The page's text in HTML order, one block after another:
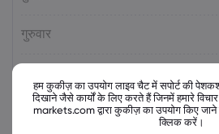
गुरुवार
हम कुकीज़ का उपयोग लाइव चैट में सपोर्ट की
दिखाने जैसे कार्यों के लिए करते हैं जिनमें हमारे
markets.com द्वारा कुकीज़ का उपयोग किए जाने
क्लिक करें।